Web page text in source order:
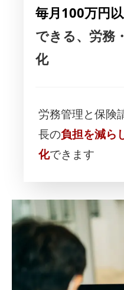
毎月100万円
できる、労務
化
労務管理と保険
長の負担を減ら
化できます